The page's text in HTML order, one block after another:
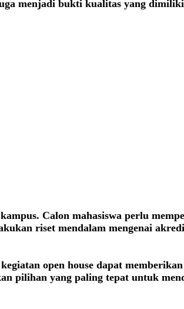
menjadi bukti kualitas yang
Calon mahasiswa perlu
riset mendalam mengenai
open house dapat
pilihan yang paling tepat untuk